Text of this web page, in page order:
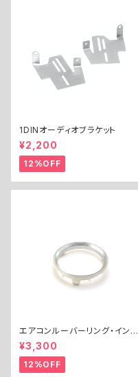
1DINオーディオブラケット
¥2,200
12%OFF
エアコンルーバーリング・インナ
ー
¥3,300
12%OFF